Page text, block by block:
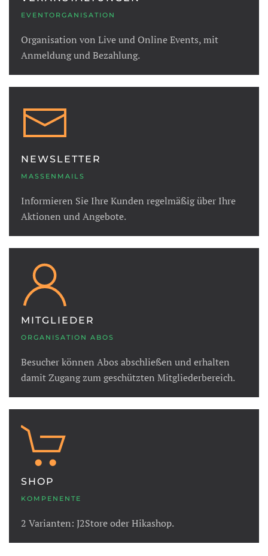
EVENTORGANISATION
Organisation von Live und Online Events, mit
Anmeldung und Bezahlung.
NEWSLETTER
MASSENMAILS
Informieren Sie Ihre Kunden regelmäßig über Ihre
Aktionen und Angebote.
MITGLIEDER
ORGANISATION ABOS
Besucher können Abos abschließen und erhalten
damit Zugang zum geschützten Mitgliederbereich.
SHOP
KOMPENENTE
2 Varianten: J2Store oder Hikashop.